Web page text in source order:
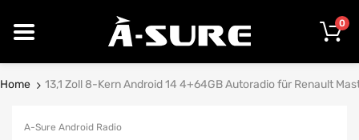
0
Home 13,1 Zoll 8-Kern Android 14 4+64GB Autoradio für Renault
A-Sure Android Radio